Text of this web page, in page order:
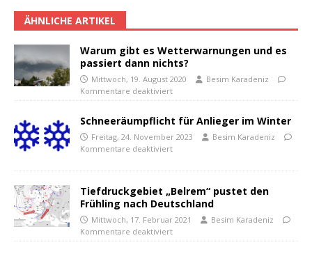
ÄHNLICHE ARTIKEL
Warum gibt es Wetterwarnungen und es
passiert dann nichts?
Mittwoch, 19. August 2020
Besim Karadeniz
Kommentare deaktiviert
Schneeräumpflicht für Anlieger im Winter
Freitag, 24. November 2023
Besim Karadeniz
Kommentare deaktiviert
Tiefdruckgebiet „Belrem“ pustet den
Frühling nach Deutschland
Mittwoch, 17. Februar 2021
Besim Karadeniz
Kommentare deaktiviert